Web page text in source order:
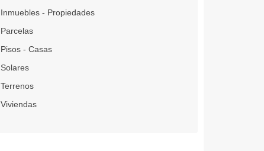
Inmuebles - Propiedades
Parcelas
Pisos - Casas
Solares
Terrenos
Viviendas